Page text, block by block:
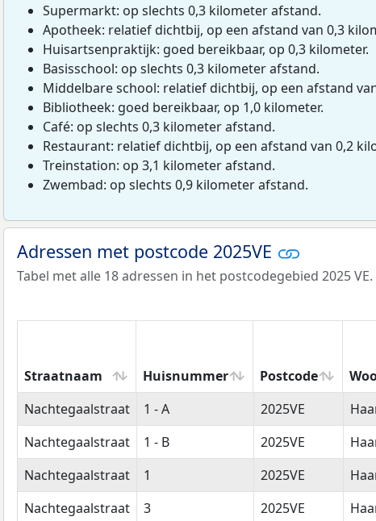
Supermarkt: op slechts 0,3 kilometer afstand.
Apotheek: relatief dichtbij, op een afstand van 0,3
Huisartsenpraktijk: goed bereikbaar, op 0,3 kilometer.
Basisschool: op slechts 0,3 kilometer afstand.
Middelbare school: relatief dichtbij, op een afstand
Bibliotheek: goed bereikbaar, op 1,0 kilometer.
Café: op slechts 0,3 kilometer afstand.
Restaurant: relatief dichtbij, op een afstand van 0,2
Treinstation: op 3,1 kilometer afstand.
Zwembad: op slechts 0,9 kilometer afstand.
Adressen met postcode 2025VE
Tabel met alle 18 adressen in het postcodegebied 2025 VE.
Straatnaam Huisnummer Postcode
Straatnaam
Huisnummer Postcode
Nachtegaalstraat 1 - A 2025VE
Nachtegaalstraat
1 - B 2025VE
Nachtegaalstraat
1 2025VE
Nachtegaalstraat
3 2025VE